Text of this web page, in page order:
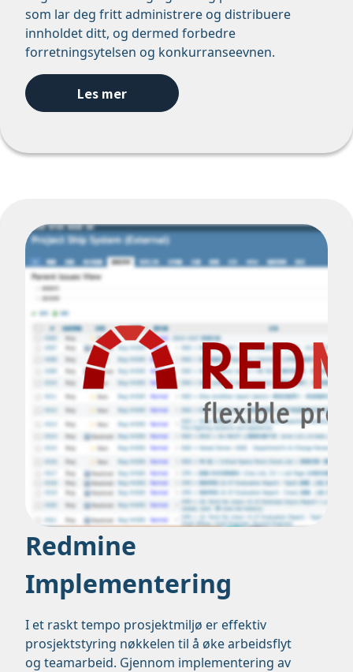
som lar deg fritt administrere og distribuere
innholdet ditt, og dermed forbedre
forretningsytelsen og konkurranseevnen.
Les mer
Redmine
Implementering
I et raskt tempo prosjektmiljø er effektiv
prosjektstyring nøkkelen til å øke arbeidsflyt
og teamarbeid. Gjennom implementering av